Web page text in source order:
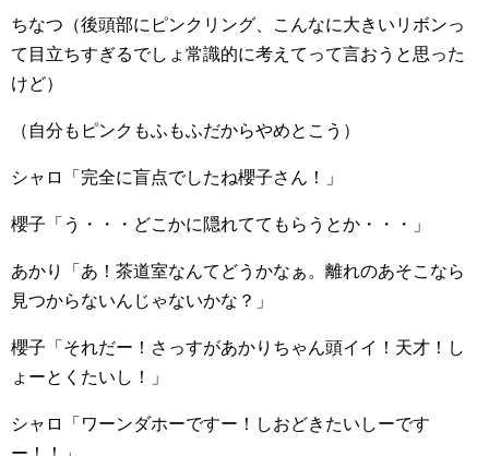
ちなつ（後頭部にピンクリング、こんなに大きいリボンっ
て目立ちすぎるでしょ常識的に考えてって言おうと思った
けど）
（自分もピンクもふもふだからやめとこう）
シャロ「完全に盲点でしたね櫻子さん！」
櫻子「う・・・どこかに隠れててもらうとか・・・」
あかり「あ！茶道室なんてどうかなぁ。離れのあそこなら
見つからないんじゃないかな？」
櫻子「それだー！さっすがあかりちゃん頭イイ！天才！し
ょーとくたいし！」
シャロ「ワーンダホーですー！しおどきたいしーです